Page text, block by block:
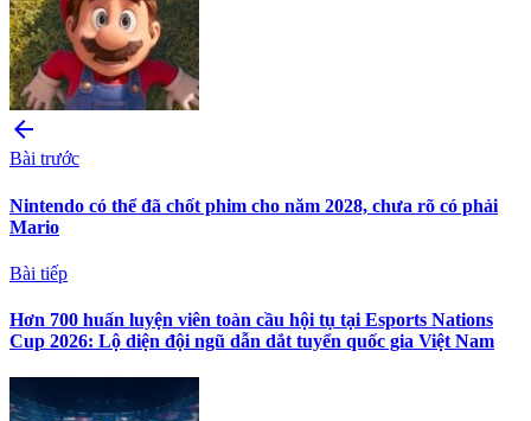
arrow_back
Bài trước
Nintendo có thể đã chốt phim cho năm 2028, chưa rõ có phải
Mario
Bài tiếp
Hơn 700 huấn luyện viên toàn cầu hội tụ tại Esports Nations
Cup 2026: Lộ diện đội ngũ dẫn dắt tuyển quốc gia Việt Nam